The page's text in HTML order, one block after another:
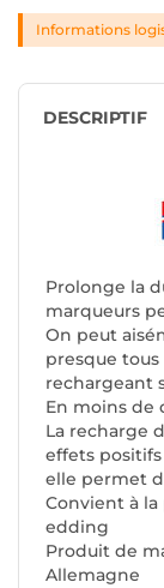
Informations
DESCRIPTIF
Prolonge la
marqueurs
On peut
presque
rechargeant
En moins de
La recharge
effets
elle permet
Convient à
edding
Produit de
Allemagne